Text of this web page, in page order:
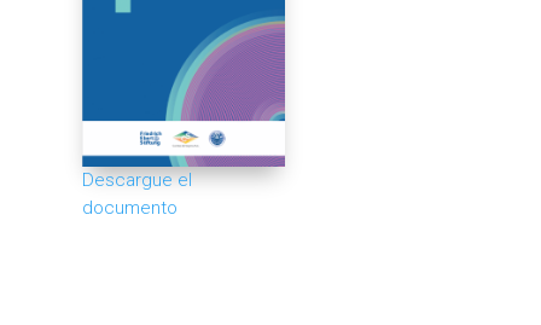
Descargue el
documento